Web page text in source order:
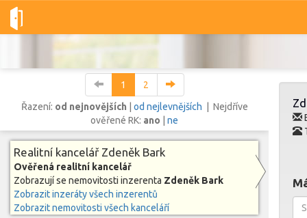
Dobré-nemovitosti.cz Zdeněk Bark
Vše Byty
Lokalita
Lokalita
Lokalita
1
2
Řazení: od nejnovějších od nejlevnějších | Nejdříve
ověřené RK: ano ne
Realitní kancelář Zdeněk Bark
Ověřená realitní kancelář
Zobrazují se nemovitosti inzerenta Zdeněk Bark
Zobrazit inzeráty všech inzerentů
Zobrazit nemovitosti všech kanceláří